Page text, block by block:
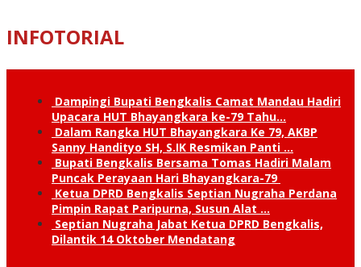
INFOTORIAL
Dampingi Bupati Bengkalis Camat Mandau Hadiri
Upacara HUT Bhayangkara ke-79 Tahu…
Dalam Rangka HUT Bhayangkara Ke 79, AKBP
Sanny Handityo SH, S.IK Resmikan Panti …
Bupati Bengkalis Bersama Tomas Hadiri Malam
Puncak Perayaan Hari Bhayangkara-79
Ketua DPRD Bengkalis Septian Nugraha Perdana
Pimpin Rapat Paripurna, Susun Alat …
Septian Nugraha Jabat Ketua DPRD Bengkalis,
Dilantik 14 Oktober Mendatang